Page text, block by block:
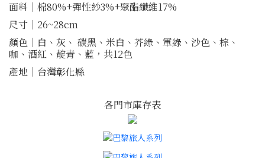
面料｜棉80%+彈性紗3%+聚酯纖維17%
尺寸｜26~28cm
顏色｜白、灰、 碳黑、米白、芥綠、軍綠、沙色、棕、
咖、酒紅、靛青、藍，共12色
產地｜台灣彰化縣
各門市庫存表